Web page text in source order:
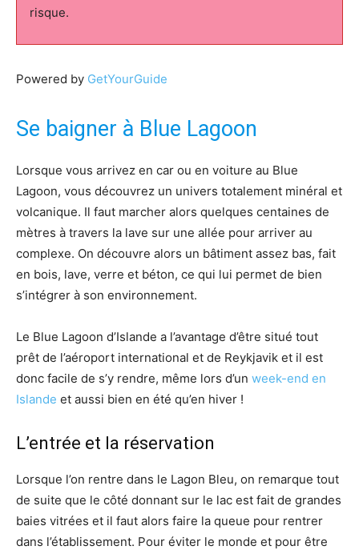
risque.
Powered by GetYourGuide
Se baigner à Blue Lagoon
Lorsque vous arrivez en car ou en voiture au Blue
Lagoon, vous découvrez un univers totalement minéral et
volcanique. Il faut marcher alors quelques centaines de
mètres à travers la lave sur une allée pour arriver au
complexe. On découvre alors un bâtiment assez bas, fait
en bois, lave, verre et béton, ce qui lui permet de bien
s’intégrer à son environnement.
Le Blue Lagoon d’Islande a l’avantage d’être situé tout
prêt de l’aéroport international et de Reykjavik et il est
donc facile de s’y rendre, même lors d’un week-end en
Islande et aussi bien en été qu’en hiver !
L’entrée et la réservation
Lorsque l’on rentre dans le Lagon Bleu, on remarque tout
de suite que le côté donnant sur le lac est fait de grandes
baies vitrées et il faut alors faire la queue pour rentrer
dans l’établissement. Pour éviter le monde et pour être